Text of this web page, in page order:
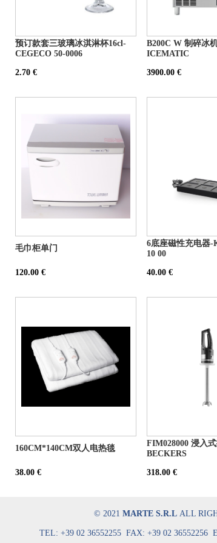
预订款套三玻璃冰淇淋杯16cl-
CEGECO 50-0006
2.70 €
B200C W 制碎冰
ICEMATIC
3900.00 €
毛巾柜单门
120.00 €
6底座磁性充电器-
10 00
40.00 €
160CM*140CM双人电热毯
38.00 €
FIM028000 浸入
BECKERS
318.00 €
© 2021 MARTE S.R.LALL
TEL: +39 02 36552255 FAX: +39 02 36552256